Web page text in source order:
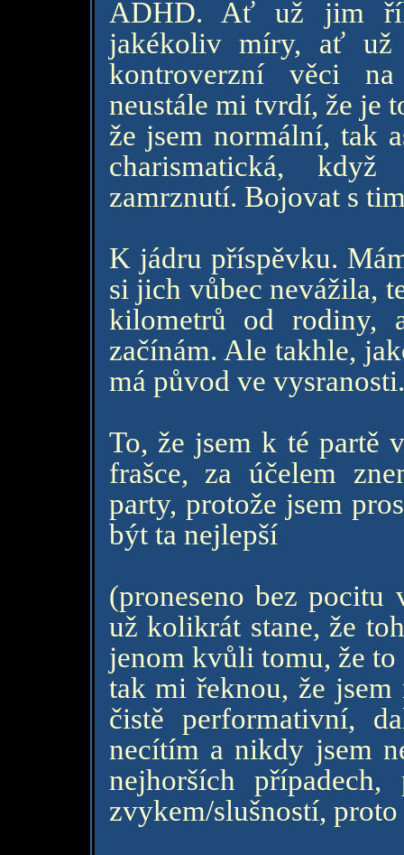
ADHD. Ať už jim
jakékoliv míry, ať už
kontroverzní věci
neustále mi tvrdí, že je
že jsem normální, tak
charismatická,
zamrznutí. Bojovat s
K jádru příspěvku.
si jich vůbec nevážila,
kilometrů od
začínám. Ale takhle,
má původ ve vysranosti.
To, že jsem k té partě
frašce, za účelem
party, protože jsem
být ta nejlepší
(proneseno bez
už kolikrát stane, že
jenom kvůli tomu, že
tak mi řeknou, že
čistě performativní,
necítím a nikdy jsem
nejhorších
zvykem/slušností,